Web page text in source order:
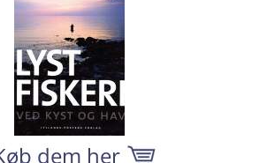
dem her